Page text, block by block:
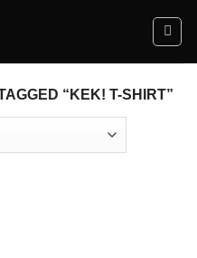
“KEK! T-SHIRT”